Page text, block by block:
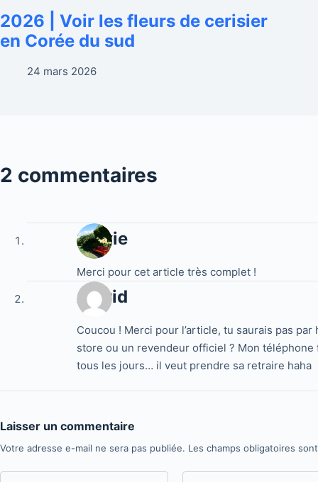
2026 | Voir les fleurs de cerisier
en Corée du sud
24 mars 2026
2 commentaires
Sylvie
Merci pour cet article très complet !
Astrid
Coucou ! Merci pour l’article, tu saurais pas
store ou un revendeur officiel ? Mon téléphone
tous les jours… il veut prendre sa retraire haha
Laisser un commentaire
Votre adresse e-mail ne sera pas publiée. Les champs obligatoires